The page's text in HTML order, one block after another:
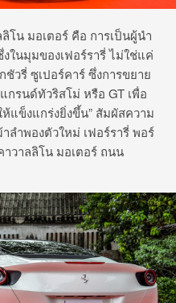
โน มอเตอร์ คือ การเป็นผู้นำ
ในมุมของเฟอร์รารี่ ไม่ใช่แค่
วรี่ ซูเปอร์คาร์ ซึ่งการขยาย
กรนด์ทัวริสโม่ หรือ GT เพื่อ
แข็งแกร่งยิ่งขึ้น” สัมผัสความ
ลำพองตัวใหม่ เฟอร์รารี่ พอร์
วาลลิโน มอเตอร์ ถนน